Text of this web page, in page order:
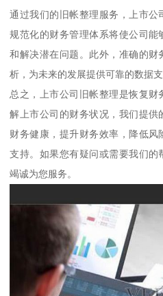
通过我们的旧帐整理服务，上市公
规范化的财务管理体系将使公司
和解决潜在问题。此外，准确的
析，为未来的发展提供可靠的数据支
总之，上市公司旧帐整理是恢复财
解上市公司的财务状况，我们提供
财务健康，提升财务效率，降低风
支持。如果您有疑问或需要我们
竭诚为您服务。